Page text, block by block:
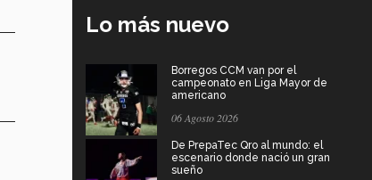
Lo más nuevo
Borregos CCM van por el
campeonato en Liga Mayor de
americano
06 Agosto 2026
De PrepaTec Qro al mundo: el
escenario donde nació un gran
sueño